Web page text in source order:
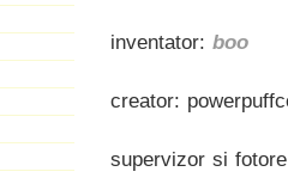
inventator: boo
creator:
supervizor si